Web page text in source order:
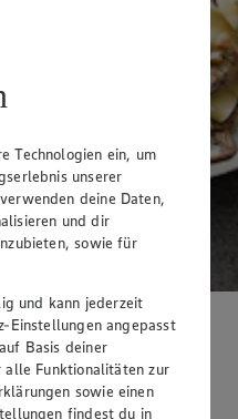
hervorragend zu den
Technologien ein, um
unserer
deine Daten,
und dir
sowie für
und kann jederzeit
Einstellungen angepasst
Basis deiner
Funktionalitäten zur
sowie einen
findest du in